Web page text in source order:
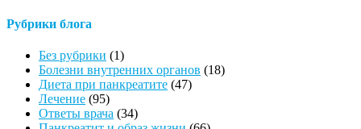
Рубрики блога
Без рубрики (1)
Болезни внутренних органов (18)
Диета при панкреатите (47)
Лечение (95)
Ответы врача (34)